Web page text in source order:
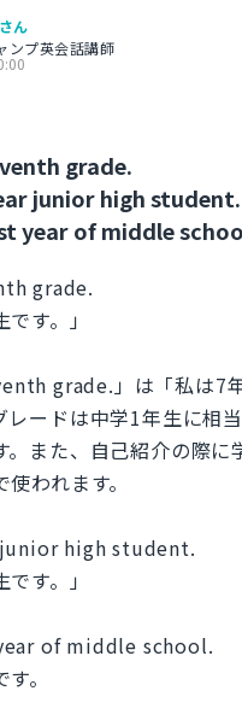
ん
ンプ英会話講師
grade.
junior high student.
year of middle
grade.
す。」
grade.」は「私は7
レードは中学1年生に相
。また、自己紹介の際
われます。
high student.
す。」
of middle school.
。